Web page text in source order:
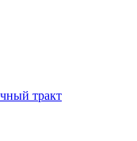
тракт